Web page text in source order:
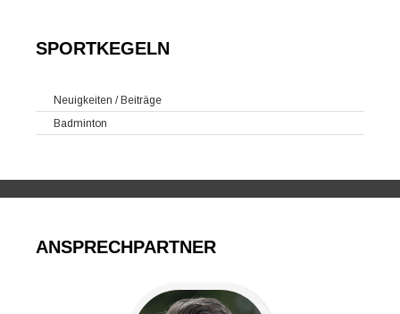
SPORTKEGELN
Neuigkeiten / Beiträge
Badminton
ANSPRECHPARTNER